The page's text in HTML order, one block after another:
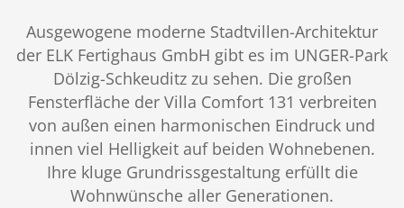
Ausgewogene moderne Stadtvillen-Architektur
der ELK Fertighaus GmbH gibt es im UNGER-Park
Dölzig-Schkeuditz zu sehen. Die großen
Fensterfläche der Villa Comfort 131 verbreiten
von außen einen harmonischen Eindruck und
innen viel Helligkeit auf beiden Wohnebenen.
Ihre kluge Grundrissgestaltung erfüllt die
Wohnwünsche aller Generationen.